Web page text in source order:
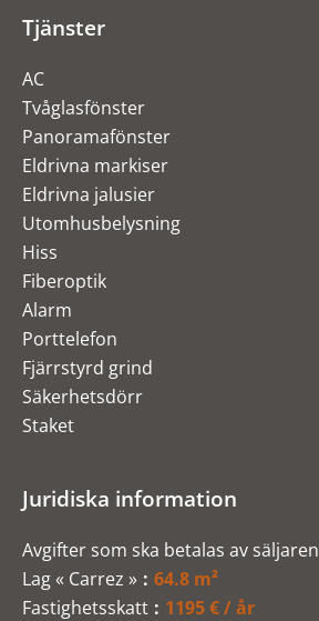
Tjänster
AC
Tvåglasfönster
Panoramafönster
Eldrivna markiser
Eldrivna jalusier
Utomhusbelysning
Hiss
Fiberoptik
Alarm
Porttelefon
Fjärrstyrd grind
Säkerhetsdörr
Staket
Juridiska information
Avgifter som ska betalas av säljaren
Lag « Carrez »
64.8 m²
Fastighetsskatt
1195 € / år